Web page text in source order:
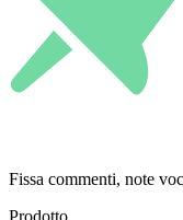
Fissa commenti, note
Prodotto